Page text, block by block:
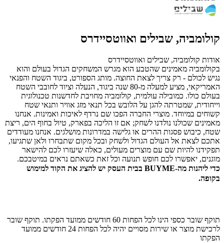
קולומביה, שבילים ואווטסיידרס
אודות קולומביה, שבילים ואווטסיידרס
בקולומביה מאמינים שהטבע הוא מגרש המשחקים הגדול בעולם והוא
נגיש לכולם - רק צריך לצאת החוצה. מותג הספורט, ביגוד השטח והפנאי
האמריקאי, מציע למעלה מ-80 שנה ביגוד, הנעלה וציוד לחובבי השטח
בעולם כולו. כמובילה עולמית, קולומביה מחויבת לחדשנות טכנולוגית
וייחודית, שמטרתה להגן על הלובש בכל תנאי מזג אוויר ותנאי שטח
קשוחים במיוחד. מוצרי החברה הפכו שם נרדף לאיכות ואמינות. אנחנו
מאמינים שכולנו נולדנו לשחק; אם זו הליכה בפארק, טיול בחוף הים, ריצת
שטח, כיבוש פסגות ההרים או גלישה במדרונות מושלגים. אנחנו מעודדים
אתכם לצאת אל העולם הגדול ולשחק ובכל מקום שתבחרו ולאן שתגיעו,
תפקידנו להיות שם עם מוצרים מעולים, כאלה שיעזרו לכם להישאר
מוגנים, יאפשרו לכם חופש תנועה וכל זאת כשאתם נראים במיטבכם.
כדי ליהנות מה-BUYME בבית העסק יש להציג את הקוד למימוש
בקופה.
תוקף שובר כספי הינו לכל הפחות 60 חודשים ממועד הפקתו. תוקף שובר
לרכישת מוצר או שירות מסויים יהיה לכל הפחות 24 חודשים ממועד
הפקתו